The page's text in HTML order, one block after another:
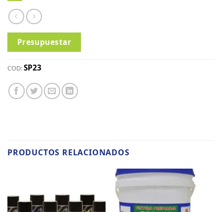
Presupuestar
COD:SP23
PRODUCTOS RELACIONADOS